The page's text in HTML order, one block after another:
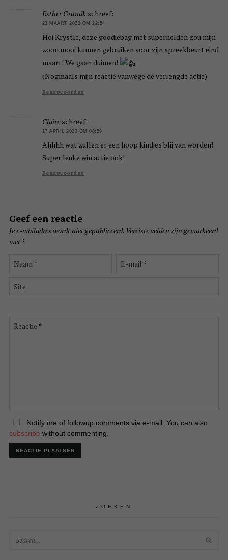
Esther Grundk schreef:
23 MAART 2023 OM 22:54
Hoi Krystle, deze goodiebag met superhelden zou mijn
zoon mooi kunnen gebruiken voor zijn spreekbeurt eind
maart! We gaan duimen!
(Nogmaals mijn reactie vanwege de verlengde actie)
Beantwoorden
Claire schreef:
17 APRIL 2023 OM 08:59
Ahhhh wat zullen er een hoop kindjes blij van worden!
Super leuke win actie ook!
Beantwoorden
Geef een reactie
Je e-mailadres wordt niet gepubliceerd. Vereiste velden zijn gemarkeerd
met *
Notify me of followup comments via e-mail. You can also
subscribe without commenting.
ZOEKEN